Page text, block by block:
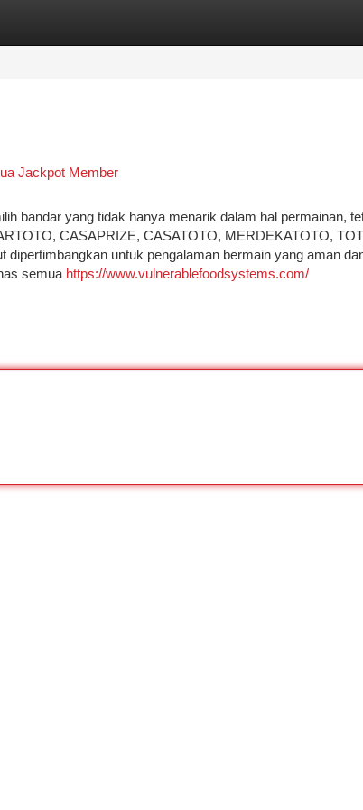
Jackpot Member
bandar yang tidak hanya menarik dalam hal permainan,
CASAPRIZE, CASATOTO, MERDEKATOTO,
dipertimbangkan untuk pengalaman bermain yang aman
semua https://www.vulnerablefoodsystems.com/